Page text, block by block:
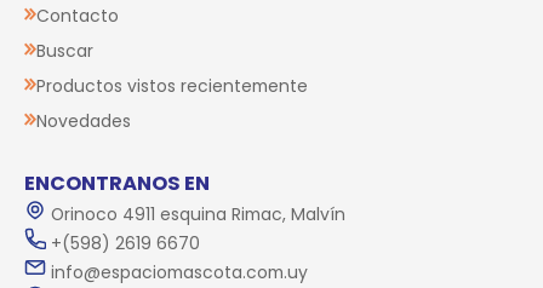
Contacto
Buscar
Productos vistos recientemente
Novedades
ENCONTRANOS EN
Orinoco 4911 esquina Rimac, Malvín
+(598) 2619 6670
info@espaciomascota.com.uy